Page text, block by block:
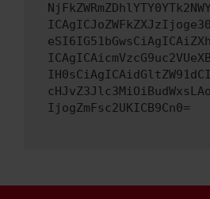
IjogZmFsc2UKICB9Cn0=